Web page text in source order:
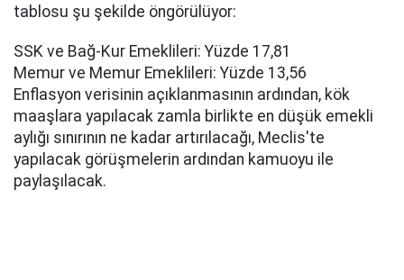
tablosu şu şekilde öngörülüyor:
SSK ve Bağ-Kur Emeklileri: Yüzde 17,81
Memur ve Memur Emeklileri: Yüzde 13,56
Enflasyon verisinin açıklanmasının ardından, kök
maaşlara yapılacak zamla birlikte en düşük emekli
aylığı sınırının ne kadar artırılacağı, Meclis'te
yapılacak görüşmelerin ardından kamuoyu ile
paylaşılacak.